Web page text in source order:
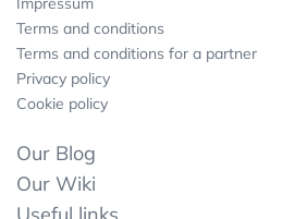
Terms and conditions
Terms and conditions for a partner
Privacy policy
Cookie policy
Our Blog
Our Wiki